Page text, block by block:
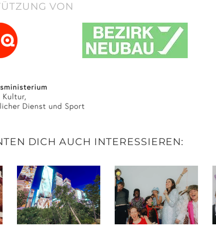
VON
DICH AUCH INTERESSIEREN: